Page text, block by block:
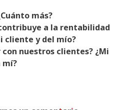
más?
a la rentabilidad
cliente y del mío?
nuestros clientes? ¿Mi